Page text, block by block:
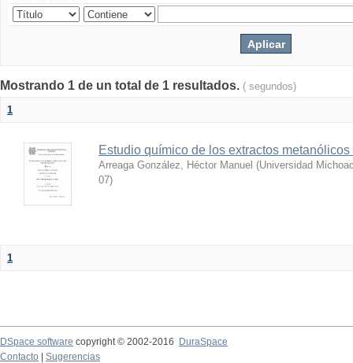
Mostrando 1 de un total de 1 resultados. ( segundos)
1
Estudio químico de los extractos
Arreaga González, Héctor Manuel (Universidad
07)
1
DSpace software copyright © 2002-2016
DuraSpace
Contacto
Sugerencias